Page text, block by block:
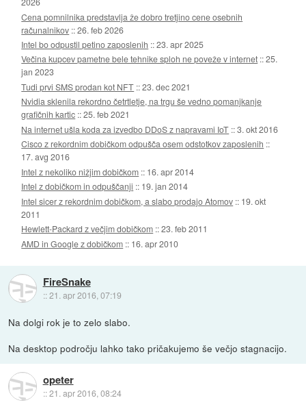
Cena pomnilnika predstavlja že dobro tretjino cene osebnih
računalnikov ::26. feb 2026
Intel bo odpustil petino zaposlenih ::23. apr 2025
Večina kupcev pametne bele tehnike sploh ne poveže v internet ::25.
jan 2023
Tudi prvi SMS prodan kot NFT ::23. dec 2021
Nvidia sklenila rekordno četrtletje, na trgu še vedno pomanjkanje
grafičnih kartic ::25. feb 2021
Na internet ušla koda za izvedbo DDoS z napravami IoT ::3. okt 2016
Cisco z rekordnim dobičkom odpušča osem odstotkov zaposlenih ::
17. avg 2016
Intel z nekoliko nižjim dobičkom :: 16. apr 2014
Intel z dobičkom in odpuščanji :: 19. jan 2014
Intel sicer z rekordnim dobičkom, a slabo prodajo Atomov :: 19. okt
2011
Hewlett-Packard z večjim dobičkom ::23. feb 2011
AMD in Google z dobičkom :: 16. apr 2010
FireSnake
::21. apr 2016, 07:19
Na dolgi rok je to zelo slabo.
Na desktop področju lahko tako pričakujemo še večjo stagnacijo.
opeter
::21. apr 2016, 08:24